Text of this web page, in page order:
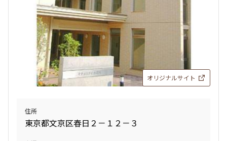
オリジナルサイト
住所
東京都文京区春日２－１２－３